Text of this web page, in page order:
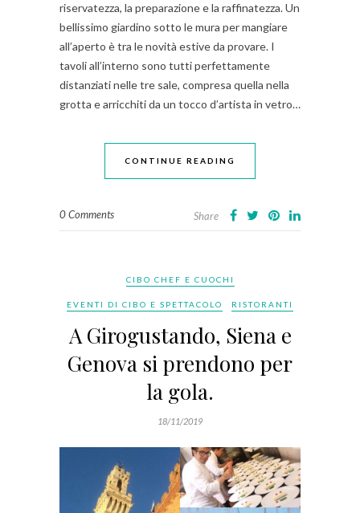
riservatezza, la preparazione e la raffinatezza. Un
bellissimo giardino sotto le mura per mangiare
all’aperto è tra le novità estive da provare. I
tavoli all’interno sono tutti perfettamente
distanziati nelle tre sale, compresa quella nella
grotta e arricchiti da un tocco d’artista in vetro…
CONTINUE READING
0 Comments Share
CIBO CHEF E CUOCHI
EVENTI DI CIBO E SPETTACOLO RISTORANTI
A Girogustando, Siena e
Genova si prendono per
la gola.
18/11/2019